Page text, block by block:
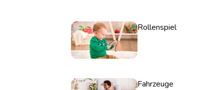
Rollenspiel
Fahrzeuge